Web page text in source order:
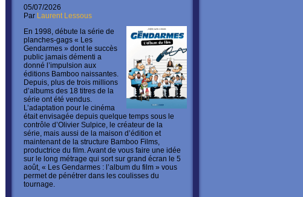
05/07/2026
Par Laurent Lessous
En 1998, débute la série de
planches-gags « Les
Gendarmes » dont le succès
public jamais démenti a
donné l’impulsion aux
éditions Bamboo naissantes.
Depuis, plus de trois millions
d’albums des 18 titres de la
série ont été vendus.
L’adaptation pour le cinéma
était envisagée depuis quelque temps sous le
contrôle d’Olivier Sulpice, le créateur de la
série, mais aussi de la maison d’édition et
maintenant de la structure Bamboo Films,
productrice du film. Avant de vous faire une idée
sur le long métrage qui sort sur grand écran le 5
août, « Les Gendarmes : l’album du film » vous
permet de pénétrer dans les coulisses du
tournage.